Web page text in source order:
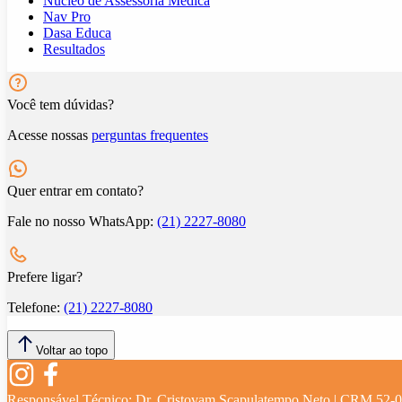
Nav Pro
Dasa Educa
Resultados
Você tem dúvidas?
Acesse nossas perguntas frequentes
Quer entrar em contato?
Fale no nosso WhatsApp: (21) 2227-8080
Prefere ligar?
Telefone: (21) 2227-8080
Voltar ao topo